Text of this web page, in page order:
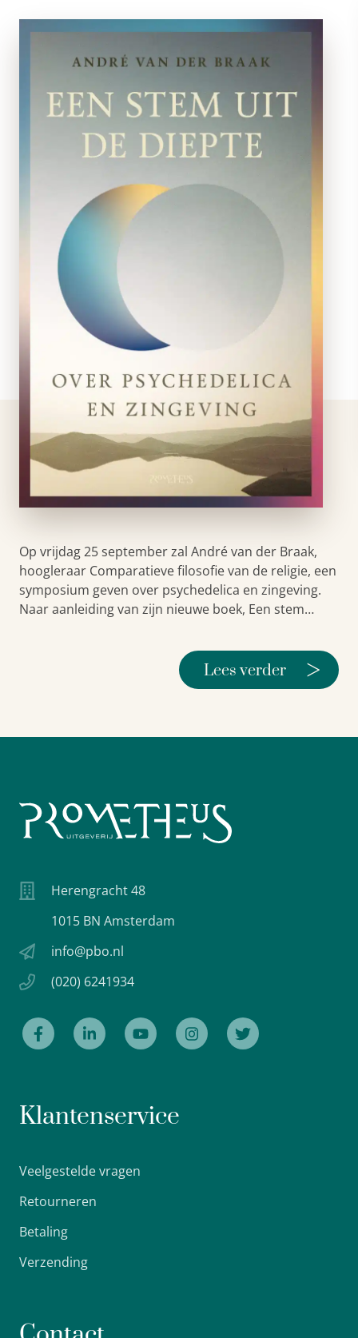
Op vrijdag 25 september zal André van der Braak,
hoogleraar Comparatieve filosofie van de religie, een
symposium geven over psychedelica en zingeving.
Naar aanleiding van zijn nieuwe boek, Een stem…
Lees verder >
Herengracht 48
1015 BN Amsterdam
info@pbo.nl
(020) 6241934
Klantenservice
Veelgestelde vragen
Retourneren
Betaling
Verzending